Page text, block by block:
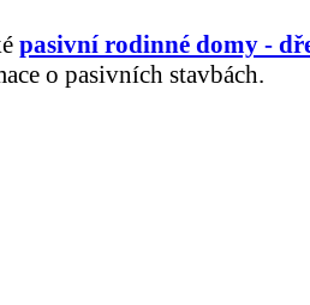
pasivní rodinné domy -
o pasivních stavbách.